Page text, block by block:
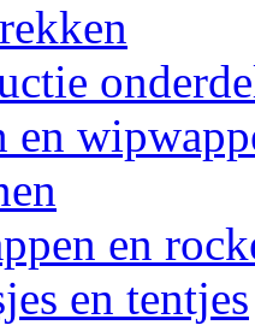
en
en
en tentjes